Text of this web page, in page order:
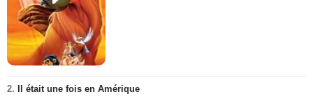
2. Il était une fois en Amérique